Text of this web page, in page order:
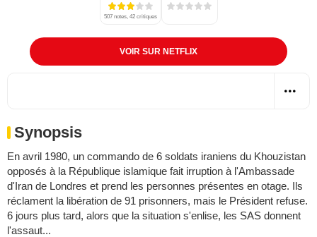
507 notes, 42 critiques
VOIR SUR NETFLIX
Synopsis
En avril 1980, un commando de 6 soldats iraniens du Khouzistan
opposés à la République islamique fait irruption à l'Ambassade
d'Iran de Londres et prend les personnes présentes en otage. Ils
réclament la libération de 91 prisonners, mais le Président refuse.
6 jours plus tard, alors que la situation s'enlise, les SAS donnent
l'assaut...